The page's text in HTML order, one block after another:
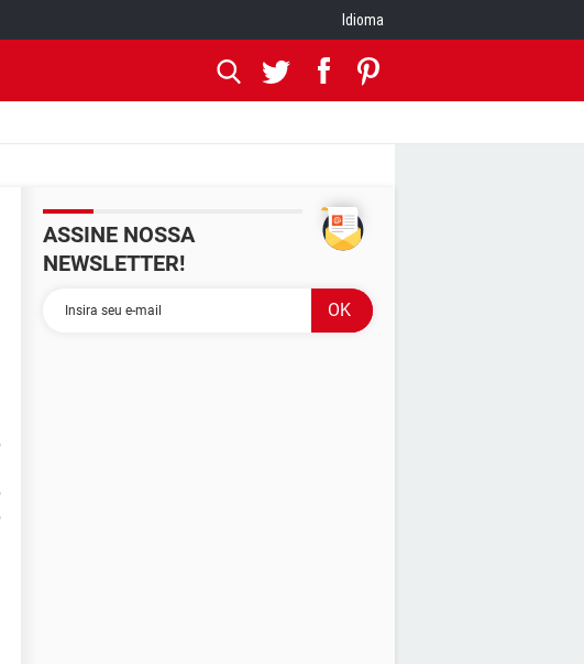
Idioma
ASSINE NOSSA
NEWSLETTER!